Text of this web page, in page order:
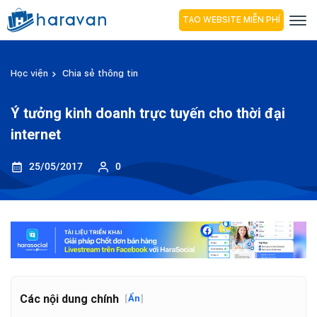
TẠO WEBSITE MIỄN PHÍ
Học viện Chia sẻ thông tin
Ý tưởng kinh doanh trực tuyến cho thời đại
internet
25/05/2017 0
Các nội dung chính [Ẩn]